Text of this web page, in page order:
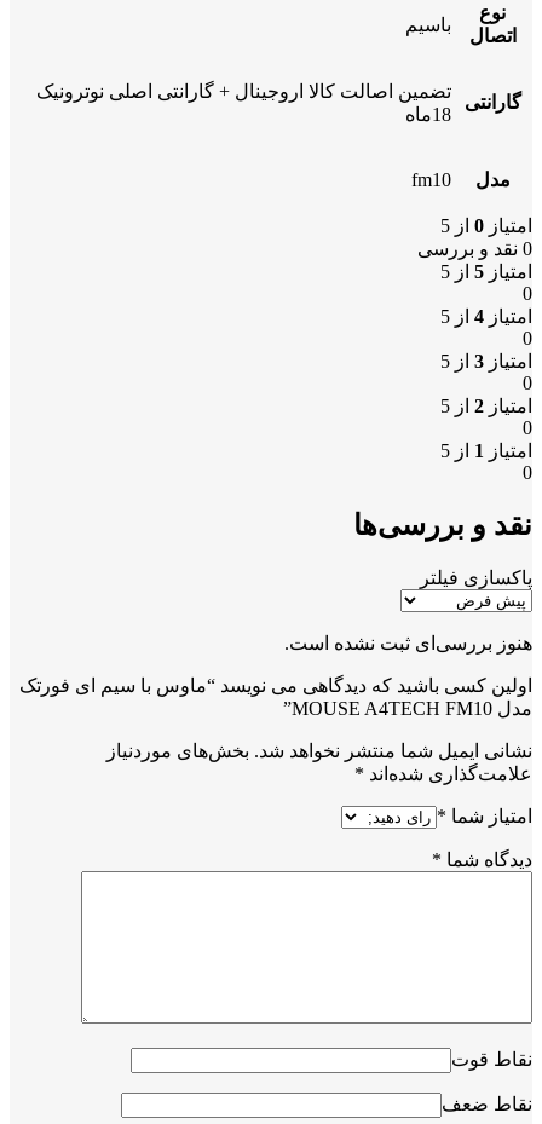
نوع
اتصال
باسیم
گارانتی
تضمین اصالت کالا اروجینال + گارانتی اصلی نوترونیک
18ماه
مدل fm10
امتیاز 0 از 5
0 نقد و بررسی
امتیاز 5 از 5
0
امتیاز 4 از 5
0
امتیاز 3 از 5
0
امتیاز 2 از 5
0
امتیاز 1 از 5
0
نقد و بررسی‌ها
پاکسازی فیلتر
هنوز بررسی‌ای ثبت نشده است.
اولین کسی باشید که دیدگاهی می نویسد “ماوس با سیم ای فورتک
مدل MOUSE A4TECH FM10”
نشانی ایمیل شما منتشر نخواهد شد. بخش‌های موردنیاز
علامت‌گذاری شده‌اند *
امتیاز شما *
دیدگاه شما *
نقاط قوت
نقاط ضعف